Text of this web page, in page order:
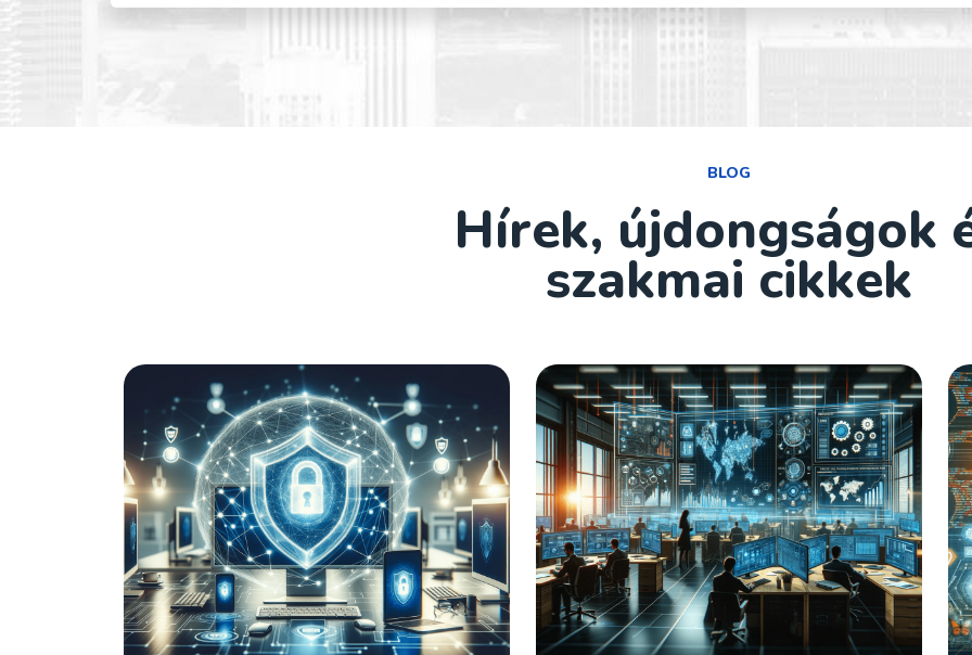
BLOG
Hírek, újdongságok
szakmai cikkek